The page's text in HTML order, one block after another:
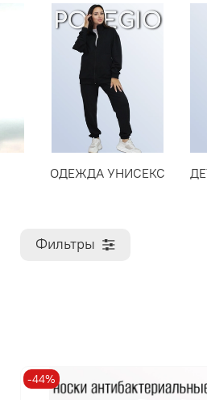
ОДЕЖДА УНИСЕКС
Фильтры
-44%